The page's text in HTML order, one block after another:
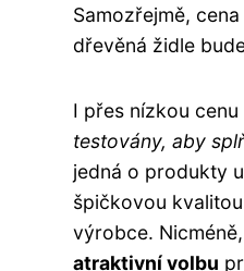
Samozřejmě,
dřevěná židle
I přes nízkou
testovány, aby
jedná o produkty
špičkovou
výrobce. Nicméně,
atraktivní volbu